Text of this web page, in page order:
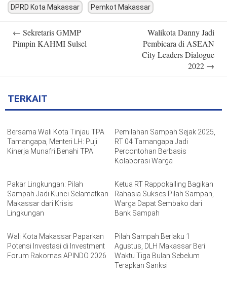
DPRD Kota Makassar Pemkot Makassar
navigation
← Sekretaris GMMP
Pimpin KAHMI Sulsel
Walikota Danny Jadi
Pembicara di ASEAN
City Leaders Dialogue
2022 →
TERKAIT
Bersama Wali Kota Tinjau TPA
Tamangapa, Menteri LH: Puji
Kinerja Munafri Benahi TPA
Pemilahan Sampah Sejak 2025,
RT 04 Tamangapa Jadi
Percontohan Berbasis
Kolaborasi Warga
Pakar Lingkungan: Pilah
Sampah Jadi Kunci Selamatkan
Makassar dari Krisis
Lingkungan
Ketua RT Rappokalling Bagikan
Rahasia Sukses Pilah Sampah,
Warga Dapat Sembako dari
Bank Sampah
Wali Kota Makassar Paparkan
Potensi Investasi di Investment
Forum Rakornas APINDO 2026
Pilah Sampah Berlaku 1
Agustus, DLH Makassar Beri
Waktu Tiga Bulan Sebelum
Terapkan Sanksi